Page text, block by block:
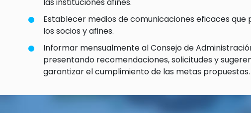
las instituciones afines.
Establecer medios de comunicaciones eficaces
los socios y afines.
Informar mensualmente al Consejo de
presentando recomendaciones, solicitudes y
garantizar el cumplimiento de las metas propuestas.